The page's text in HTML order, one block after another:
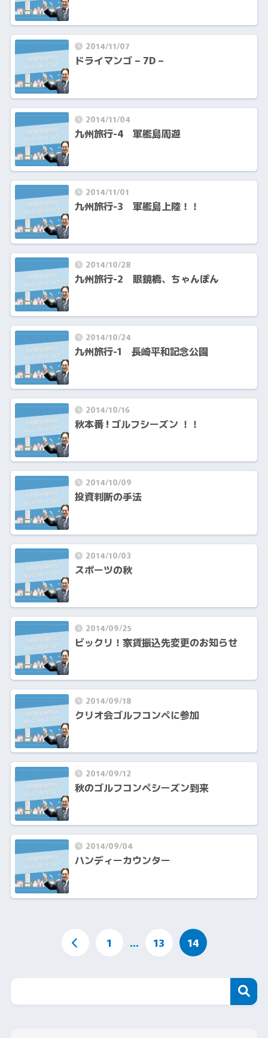
2014/11/07
ドライマンゴ – 7D –
2014/11/04
九州旅行-4 軍艦島周遊
2014/11/01
九州旅行-3 軍艦島上陸！！
2014/10/28
九州旅行-2 眼鏡橋、ちゃんぽん
2014/10/24
九州旅行-1 長崎平和記念公園
2014/10/16
秋本番 ! ゴルフシーズン ！！
2014/10/09
投資判断の手法
2014/10/03
スポーツの秋
2014/09/25
ビックリ！家賃振込先変更のお知らせ
2014/09/18
クリオ会ゴルフコンペに参加
2014/09/12
秋のゴルフコンペシーズン到来
2014/09/04
ハンディーカウンター
1 … 13 14